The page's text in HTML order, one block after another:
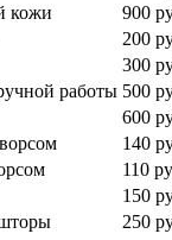
кожи
900
200
300
работы 500
600
140
110
150
250